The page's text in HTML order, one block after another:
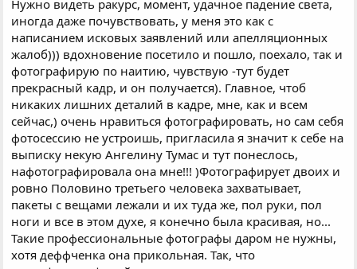
Нужно видеть ракурс, момент, удачное падение света,
иногда даже почувствовать, у меня это как с
написанием исковых заявлений или апелляционных
жалоб))) вдохновение посетило и пошло, поехало, так и
фотографирую по наитию, чувствую -тут будет
прекрасный кадр, и он получается). Главное, чтоб
никаких лишних деталий в кадре, мне, как и всем
сейчас,) очень нравиться фотографировать, но сам себя
фотосессию не устроишь, пригласила я значит к себе на
выписку некую Ангелину Тумас и тут понеслось,
нафотографировала она мне!!! )Фотографирует двоих и
ровно Половино третьего человека захватывает,
пакеты с вещами лежали и их туда же, пол руки, пол
ноги и все в этом духе, я конечно была красивая, но...
Такие профессиональные фотографы даром не нужны,
хотя деффченка она прикольная. Так, что